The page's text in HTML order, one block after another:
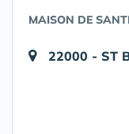
MAISON DE
22000 - ST